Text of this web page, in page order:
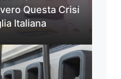
Questa Crisi
Italiana